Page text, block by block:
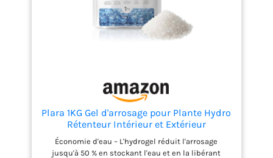
danger pour les humains, les animaux et
l'environnement, il convient à l'agriculture
biologique
Plara 1KG Gel d'arrosage pour Plante Hydro
Rétenteur Intérieur et Extérieur
Économie d'eau – L'hydrogel réduit l'arrosage
jusqu'à 50 % en stockant l'eau et en la libérant